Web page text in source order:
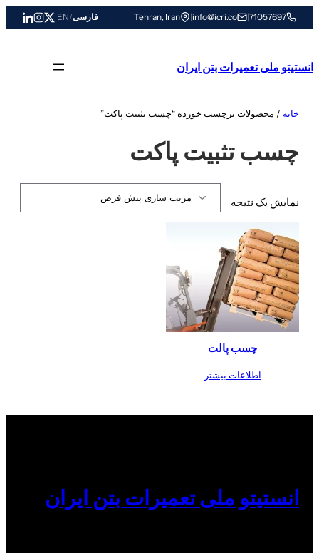
به
71057697
|
info@icri.co
|
Tehran, Iran فارسی/
EN
|
انستیتو ملی تعمیرات بتن ایران
خانه / محصولات برچسب خورده “چسب تثبیت پاکت”
چسب تثبیت پاکت
نمایش یک نتیجه
چسب پالت
اطلاعات بیشتر
انستیتو ملی تعمیرات بتن ایران